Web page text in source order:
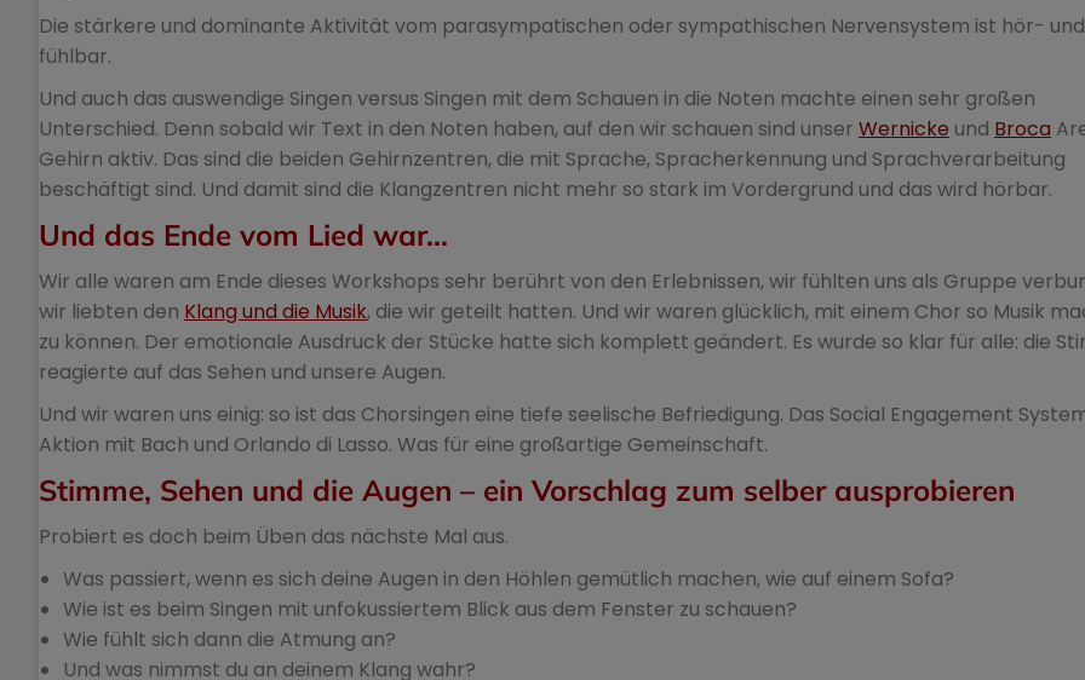
Die stärkere und dominante Aktivität vom parasympatischen oder sympathischen Nervensystem ist hör- und
fühlbar.
Und auch das auswendige Singen versus Singen mit dem Schauen in die Noten machte einen sehr großen
Unterschied. Denn sobald wir Text in den Noten haben, auf den wir schauen sind unser Wernicke und Broca
Gehirn aktiv. Das sind die beiden Gehirnzentren, die mit Sprache, Spracherkennung und Sprachverarbeitung
beschäftigt sind. Und damit sind die Klangzentren nicht mehr so stark im Vordergrund und das wird hörbar.
Und das Ende vom Lied war…
Wir alle waren am Ende dieses Workshops sehr berührt von den Erlebnissen, wir fühlten uns als Gruppe
wir liebten den Klang und die Musik, die wir geteilt hatten. Und wir waren glücklich, mit einem Chor so Musik
zu können. Der emotionale Ausdruck der Stücke hatte sich komplett geändert. Es wurde so klar für alle: die
reagierte auf das Sehen und unsere Augen.
Und wir waren uns einig: so ist das Chorsingen eine tiefe seelische Befriedigung. Das Social Engagement
Aktion mit Bach und Orlando di Lasso. Was für eine großartige Gemeinschaft.
Stimme, Sehen und die Augen – ein Vorschlag zum selber ausprobieren
Probiert es doch beim Üben das nächste Mal aus.
Was passiert, wenn es sich deine Augen in den Höhlen gemütlich machen, wie auf einem Sofa?
Wie ist es beim Singen mit unfokussiertem Blick aus dem Fenster zu schauen?
Wie fühlt sich dann die Atmung an?
Und was nimmst du an deinem Klang wahr?